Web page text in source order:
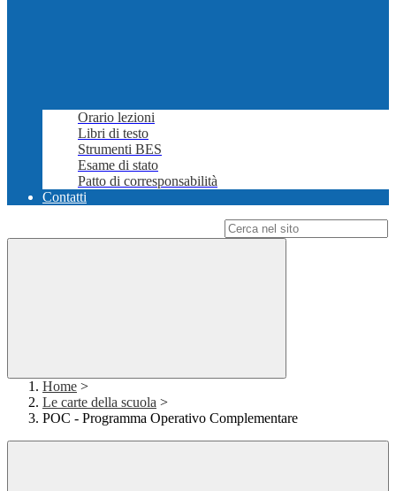
Orario lezioni
Libri di testo
Strumenti BES
Esame di stato
Patto di corresponsabilità
Contatti
Home >
Le carte della scuola >
POC - Programma Operativo Complementare